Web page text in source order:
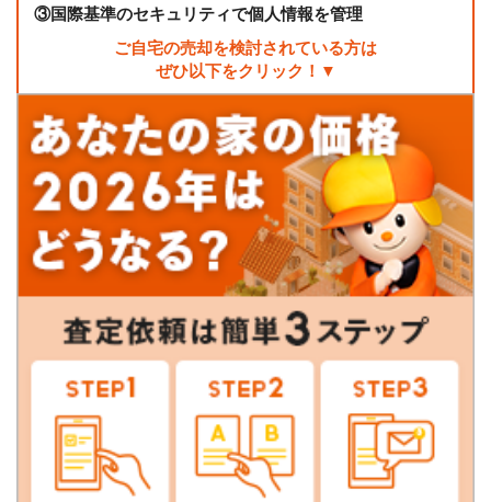
③国際基準のセキュリティで個人情報を管理
ご自宅の売却を検討されている方は
ぜひ以下をクリック！▼